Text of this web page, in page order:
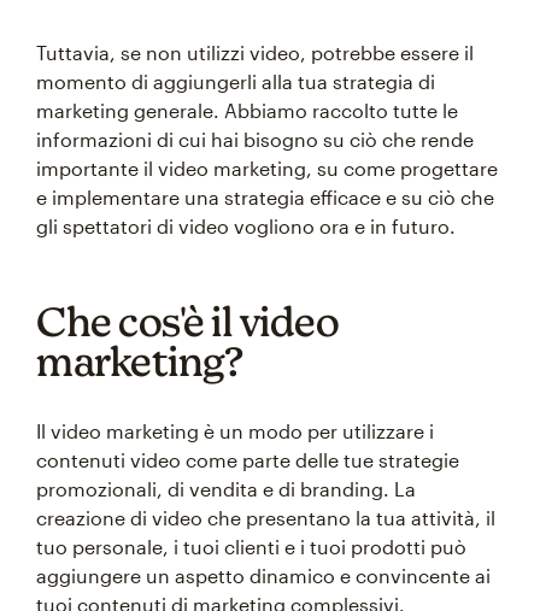
Tuttavia, se non utilizzi video, potrebbe essere il
momento di aggiungerli alla tua strategia di
marketing generale. Abbiamo raccolto tutte le
informazioni di cui hai bisogno su ciò che rende
importante il video marketing, su come progettare
e implementare una strategia efficace e su ciò che
gli spettatori di video vogliono ora e in futuro.
Che cos'è il video
marketing?
Il video marketing è un modo per utilizzare i
contenuti video come parte delle tue strategie
promozionali, di vendita e di branding. La
creazione di video che presentano la tua attività, il
tuo personale, i tuoi clienti e i tuoi prodotti può
aggiungere un aspetto dinamico e convincente ai
tuoi contenuti di marketing complessivi.